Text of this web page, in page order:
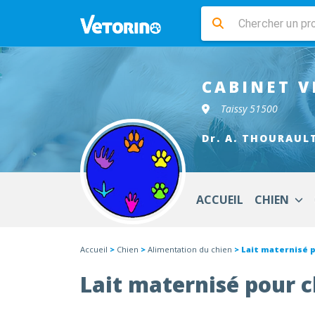
CABINET
Taissy 51500
Dr. A.
ACCUEIL CHIEN
Accueil > Chien > Alimentation du chien > Lait maternisé
Lait maternisé pour